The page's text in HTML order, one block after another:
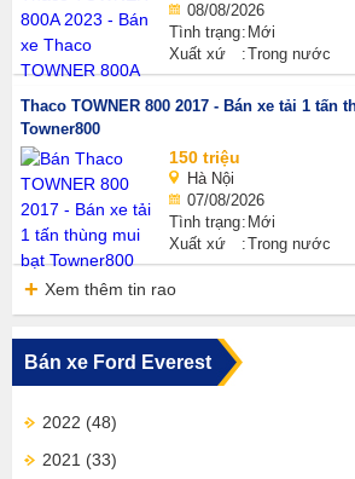
08/08/2026
Tình trạng Mới
Xuất xứ
Trong nước
Thaco TOWNER 800 2017 - Bán xe tải 1 tấn
Towner800
150 triệu
Hà Nội
07/08/2026
Tình trạng Mới
Xuất xứ
Trong nước
Xem thêm tin rao
Bán xe Ford Everest
2022 (48)
2021 (33)